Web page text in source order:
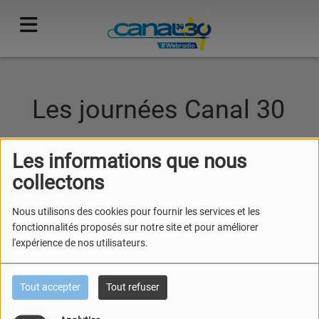
Les informations que nous
collectons
Nous utilisons des cookies pour fournir les services et les
fonctionnalités proposés sur notre site et pour améliorer
l'expérience de nos utilisateurs.
Tout accepter Tout refuser
Les journées Canal 30